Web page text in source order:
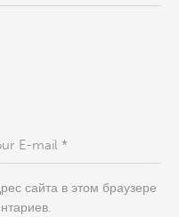
сайта в этом браузере